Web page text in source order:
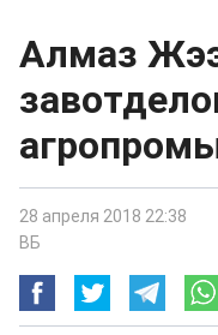
Алмаз
28 апреля 2018 22:38
ВБ